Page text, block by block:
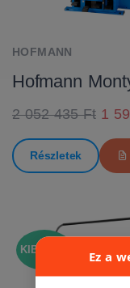
HOFMANN
Hofmann
2 052 435 Ft 1
Részletek
KIEMELT! Ez a